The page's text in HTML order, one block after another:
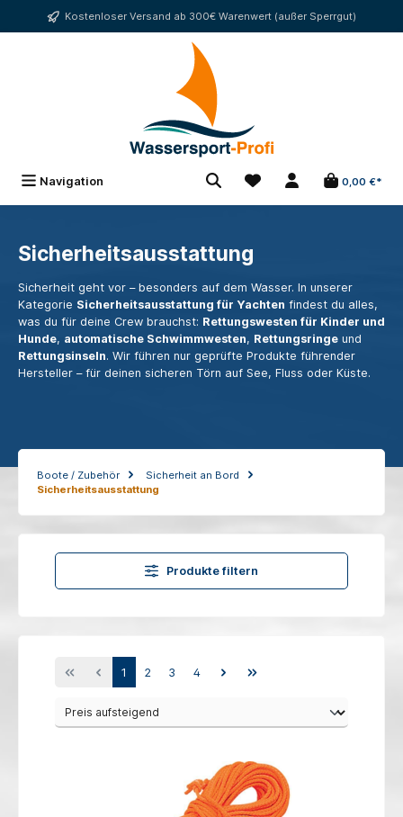
springenKostenloser Versand ab 300€ Warenwert (außer Sperrgut)
Navigation 0,00 €*
Sicherheitsausstattung
Sicherheit geht vor – besonders auf dem Wasser. In unserer
Kategorie Sicherheitsausstattung für Yachten findest du alles,
was du für deine Crew brauchst: Rettungswesten für Kinder und
Hunde, automatische Schwimmwesten, Rettungsringe und
Rettungsinseln. Wir führen nur geprüfte Produkte führender
Hersteller – für deinen sicheren Törn auf See, Fluss oder Küste.
Boote / Zubehör
Sicherheit an Bord
Sicherheitsausstattung
Produkte filtern
1 2 3 4